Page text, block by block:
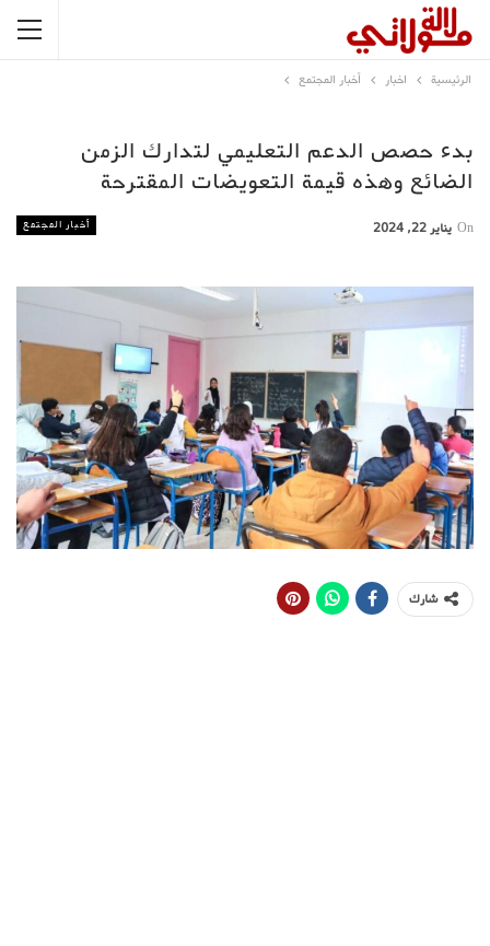
الرئيسية اخبار أخبار المجتمع
بدء حصص الدعم التعليمي لتدارك الزمن
الضائع وهذه قيمة التعويضات المقترحة
أخبار المجتمع On يناير 22, 2024
شارك